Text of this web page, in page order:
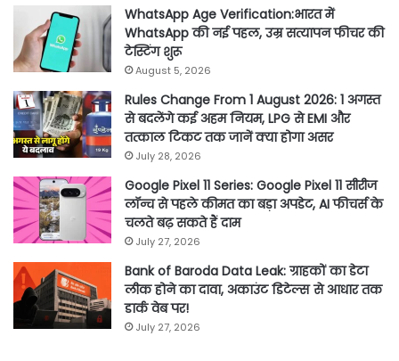
WhatsApp Age Verification:भारत में
WhatsApp की नई पहल, उम्र सत्यापन फीचर की
टेस्टिंग शुरू
August 5, 2026
Rules Change From 1 August 2026: 1 अगस्त
से बदलेंगे कई अहम नियम, LPG से EMI और
तत्काल टिकट तक जानें क्या होगा असर
July 28, 2026
Google Pixel 11 Series: Google Pixel 11 सीरीज
लॉन्च से पहले कीमत का बड़ा अपडेट, AI फीचर्स के
चलते बढ़ सकते हैं दाम
July 27, 2026
Bank of Baroda Data Leak: ग्राहकों का डेटा
लीक होने का दावा, अकाउंट डिटेल्स से आधार तक
डार्क वेब पर!
July 27, 2026